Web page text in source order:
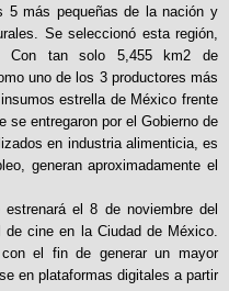
5 más pequeñas de la nación y
Se seleccionó esta región,
Con tan solo 5,455 km2 de
uno de los 3 productores más
estrella de México frente
se entregaron por el Gobierno de
en industria alimenticia, es
generan aproximadamente el
el 8 de noviembre del
cine en la Ciudad de México.
el fin de generar un mayor
en plataformas digitales a partir